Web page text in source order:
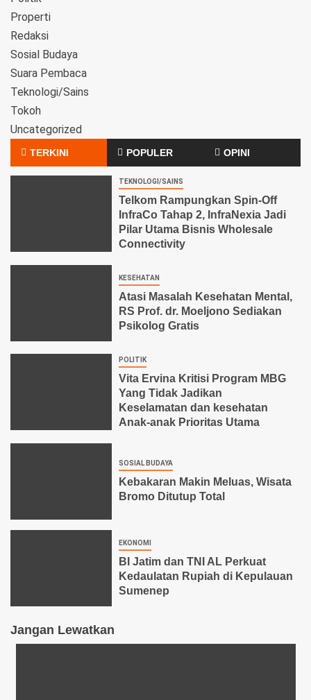
Properti
Redaksi
Sosial Budaya
Suara Pembaca
Teknologi/Sains
Tokoh
Uncategorized
TERKINI POPULER OPINI
TEKNOLOGI/SAINS
Telkom Rampungkan Spin-Off
InfraCo Tahap 2, InfraNexia Jadi
Pilar Utama Bisnis Wholesale
Connectivity
KESEHATAN
Atasi Masalah Kesehatan Mental,
RS Prof. dr. Moeljono Sediakan
Psikolog Gratis
POLITIK
Vita Ervina Kritisi Program MBG
Yang Tidak Jadikan
Keselamatan dan kesehatan
Anak-anak Prioritas Utama
SOSIAL BUDAYA
Kebakaran Makin Meluas, Wisata
Bromo Ditutup Total
EKONOMI
BI Jatim dan TNI AL Perkuat
Kedaulatan Rupiah di Kepulauan
Sumenep
Jangan Lewatkan